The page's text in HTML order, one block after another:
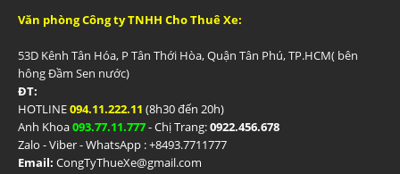
Văn phòng Công ty TNHH Cho Thuê Xe:
53D Kênh Tân Hóa, P Tân Thới Hòa, Quận Tân Phú, TP.HCM( bên
hông Đầm Sen nước)
ĐT:
HOTLINE094.11.222.11 (8h30 đến 20h)
Anh Khoa093.77.11.777- Chị Trang:0922.456.678
Zalo - Viber - WhatsApp : +8493.7711777
Email: CongTyThueXe@gmail.com